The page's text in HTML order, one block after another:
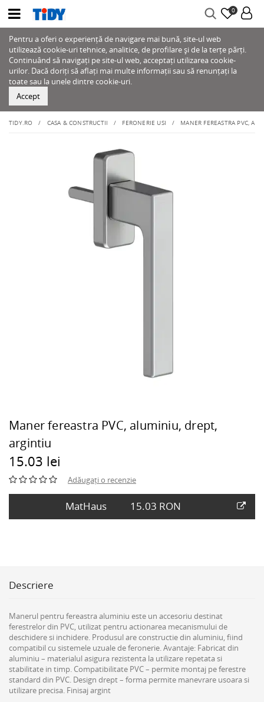
0
Pentru a oferi o experiență de navigare mai bună, site-ul web
utilizează cookie-uri tehnice, analitice, de profilare și de la terțe părți.
Continuând să navigați pe site-ul web, acceptați utilizarea cookie-
urilor. Dacă doriți să aflați mai multe informații sau să renunțați la
toate sau la unele dintre cookie-uri.
Accept
TIDY.RO CASA & CONSTRUCTII FERONERIE USI MANER FEREASTRA PVC,
Maner fereastra PVC, aluminiu, drept,
argintiu
15.03 lei
Adăugați o recenzie
MatHaus 15.03 RON
Descriere
Manerul pentru fereastra aluminiu este un accesoriu destinat
ferestrelor din PVC, utilizat pentru actionarea mecanismului de
deschidere si inchidere. Produsul are constructie din aluminiu, fiind
compatibil cu sistemele uzuale de feronerie. Avantaje: Fabricat din
aluminiu – materialul asigura rezistenta la utilizare repetata si
stabilitate in timp. Compatibilitate PVC – permite montaj pe ferestre
standard din PVC. Design drept – forma permite manevrare usoara si
utilizare precisa. Finisaj argint